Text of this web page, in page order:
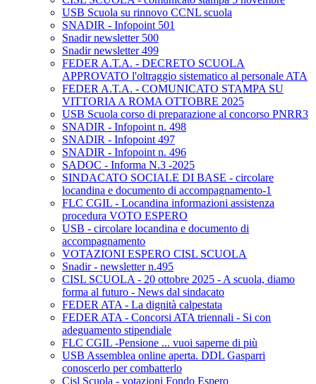
USB Scuola su rinnovo CCNL scuola
SNADIR - Infopoint 501
Snadir newsletter 500
Snadir newsletter 499
FEDER A.T.A. - DECRETO SCUOLA
APPROVATO l'oltraggio sistematico al personale ATA
FEDER A.T.A. - COMUNICATO STAMPA SU
VITTORIA A ROMA OTTOBRE 2025
USB Scuola corso di preparazione al concorso PNRR3
SNADIR - Infopoint n. 498
SNADIR - Infopoint 497
SNADIR - Infopoint n. 496
SADOC - Informa N.3 -2025
SINDACATO SOCIALE DI BASE - circolare
locandina e documento di accompagnamento-1
FLC CGIL - Locandina informazioni assistenza
procedura VOTO ESPERO
USB - circolare locandina e documento di
accompagnamento
VOTAZIONI ESPERO CISL SCUOLA
Snadir - newsletter n.495
CISL SCUOLA - 20 ottobre 2025 - A scuola, diamo
forma al futuro - News dal sindacato
FEDER ATA - La dignità calpestata
FEDER ATA - Concorsi ATA triennali - Si con
adeguamento stipendiale
FLC CGIL -Pensione ... vuoi saperne di più
USB Assemblea online aperta. DDL Gasparri
conoscerlo per combatterlo
Cisl Scuola - votazioni Fondo Espero